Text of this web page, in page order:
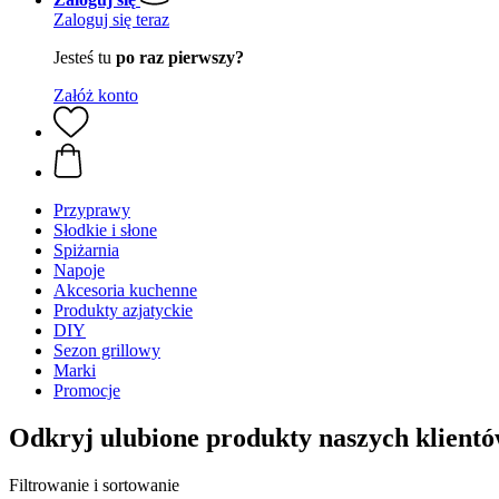
Zaloguj się teraz
Jesteś tu po raz pierwszy?
Załóż konto
Przyprawy
Słodkie i słone
Spiżarnia
Napoje
Akcesoria kuchenne
Produkty azjatyckie
DIY
Sezon grillowy
Marki
Promocje
Odkryj ulubione produkty naszych
Filtrowanie i sortowanie